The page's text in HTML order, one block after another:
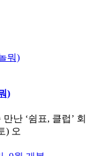
)
난 ‘쉼표, 클럽’ 회
) 오